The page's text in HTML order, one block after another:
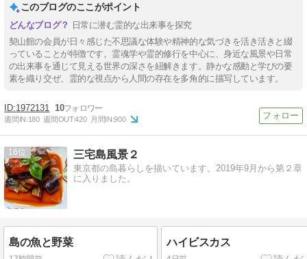
このブログのここがポイント
日常に潜む霊的な出来事を探究
契山館の会員が日々感じた不思議な体験や精神的な気づきを活き活きと綴
っていることが特徴です。霊魂学や霊的修行を中心に、身近な風景や日常
の出来事を通じて見える世界の深さを紐解きます。静かな感動と学びの要
素を織り交ぜ、霊的な視点から人間の存在を多角的に描写しています。
1972131 10
週間IN:180 週間OUT:420 月間IN:900
16 三宅島風景２
東京都の島暮らしを描いています。2019年9月から第２章
に入りました。
島の魚と野菜 ハイビスカス